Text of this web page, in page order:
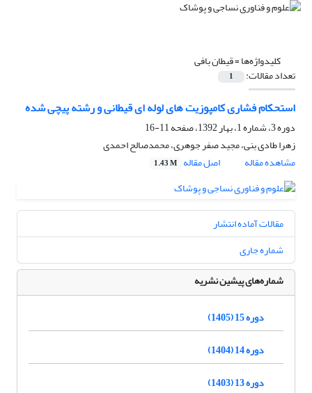
کلیدواژه‌ها =قیطان بافی
تعداد مقالات: 1
استحکام فشاری کامپوزیت های لوله ای قیطانی و رشته پیچی شده
دوره 3، شماره 1، بهار 1392، صفحه
11-16
زهرا طادی بنی، مجید صفر جوهری، محمدصالح احمدی
مشاهده مقاله
اصل مقاله 1.43 M
مقالات آماده انتشار
شماره جاری
شماره‌های پیشین نشریه
دوره 15 (1405)
دوره 14 (1404)
دوره 13 (1403)